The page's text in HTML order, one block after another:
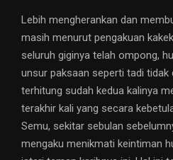
Lebih mengherankan dan
masih menurut pengakuan
seluruh giginya telah ompong,
unsur paksaan seperti tadi tidak
terhitung sudah kedua kalinya
terakhir kali yang secara
Semu, sekitar sebulan
mengaku menikmati keintiman